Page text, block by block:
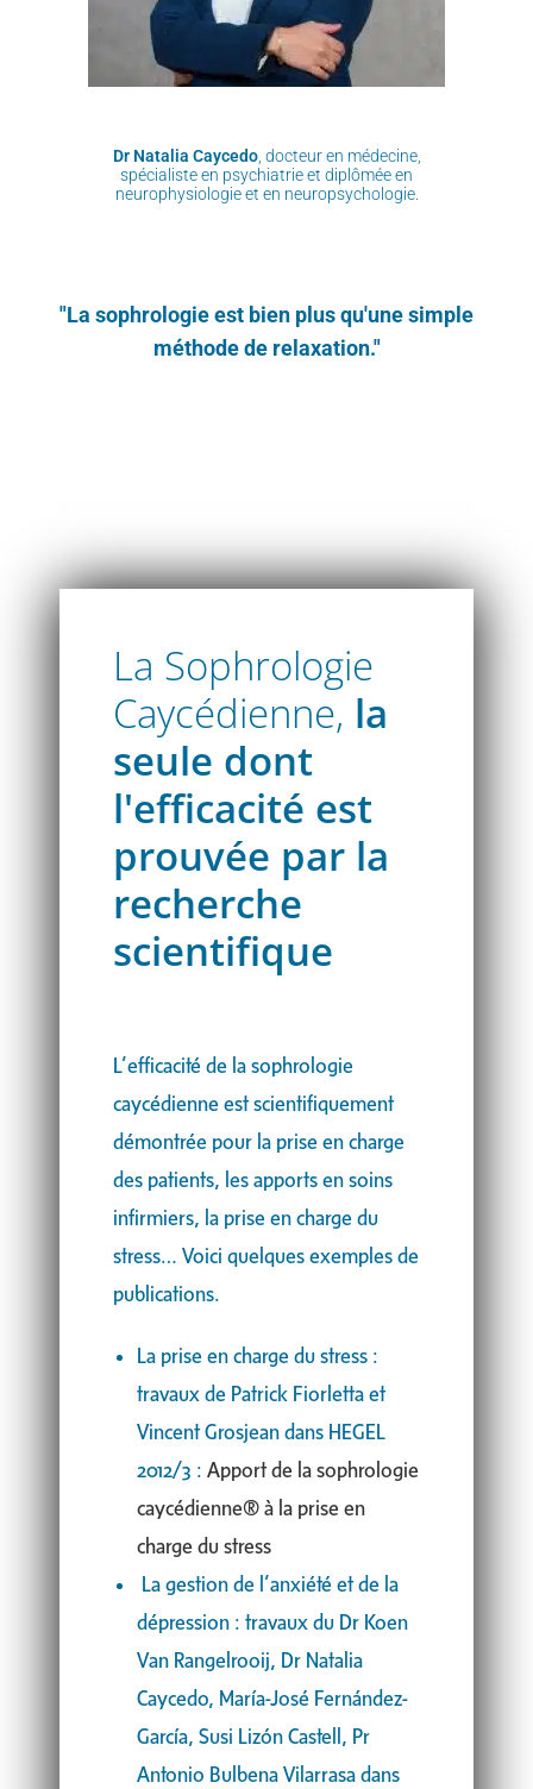
Dr Natalia Caycedo, docteur en médecine,
spécialiste en psychiatrie et diplômée en
neurophysiologie et en neuropsychologie.
"La sophrologie est bien plus qu'une simple
méthode de relaxation."
La Sophrologie
Caycédienne, la
seule dont
l'efficacité est
prouvée par la
recherche
scientifique
L’efficacité de la sophrologie
caycédienne est scientifiquement
démontrée pour la prise en charge
des patients, les apports en soins
infirmiers, la prise en charge du
stress… Voici quelques exemples de
publications.
La prise en charge du stress :
travaux de Patrick Fiorletta et
Vincent Grosjean dans HEGEL
2012/3 :Apport de la sophrologie
caycédienne® à la prise en
charge du stress
La gestion de l’anxiété et de la
dépression : travaux du Dr Koen
Van Rangelrooij, Dr Natalia
Caycedo, María-José Fernández-
García, Susi Lizón Castell, Pr
Antonio Bulbena Vilarrasa dans